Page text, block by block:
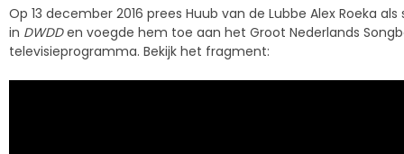
Op 13 december 2016 prees Huub van de Lubbe Alex Roeka
in DWDDen voegde hem toe aan het Groot Nederlands
televisieprogramma. Bekijk het fragment: